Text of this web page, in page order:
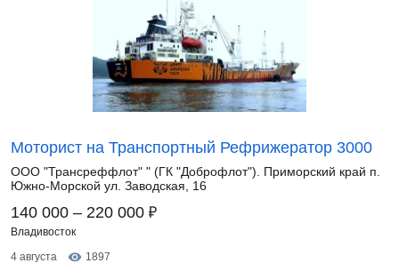
Моторист на Транспортный Рефрижератор 3000
ООО "Трансреффлот" " (ГК "Доброфлот"). Приморский край п.
Южно-Морской ул. Заводская, 16
140 000 – 220 000 ₽
Владивосток
4 августа
1897